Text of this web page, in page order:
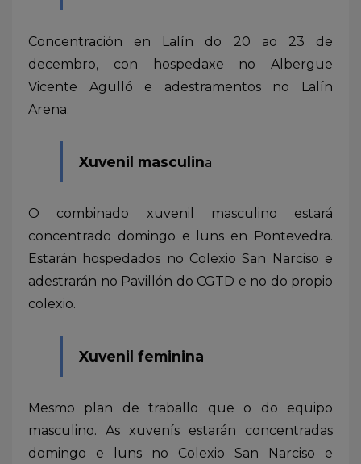
Concentración en Lalín do 20 ao 23 de
decembro, con hospedaxe no Albergue
Vicente Agulló e adestramentos no Lalín
Arena.
Xuvenil masculina
O combinado xuvenil masculino estará
concentrado domingo e luns en Pontevedra.
Estarán hospedados no Colexio San Narciso e
adestrarán no Pavillón do CGTD e no do propio
colexio.
Xuvenil feminina
Mesmo plan de traballo que o do equipo
masculino. As xuvenís estarán concentradas
domingo e luns no Colexio San Narciso e